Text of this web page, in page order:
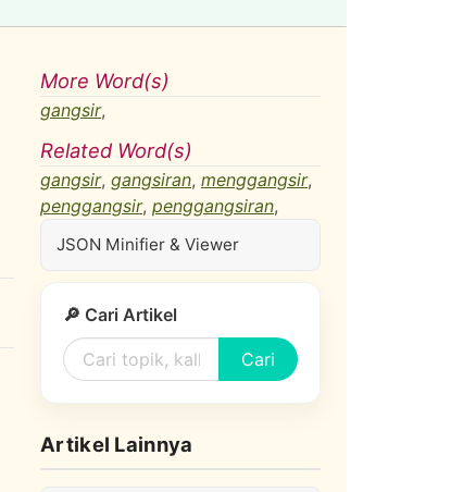
More Word(s)
gangsir,
Related Word(s)
gangsir, gangsiran, menggangsir,
penggangsir, penggangsiran,
JSON Minifier & Viewer
🔎 Cari Artikel
Cari
Artikel Lainnya